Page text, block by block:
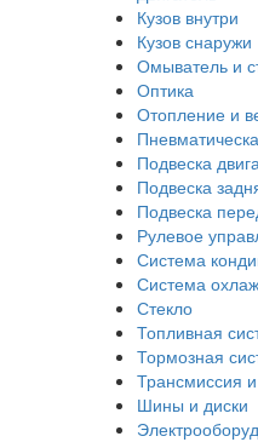
Кузов внутри
Кузов снаружи
Омыватель и
Оптика
Отопление и
Подвеска
Подвеска
Подвеска
Рулевое
Система
Система
Стекло
Топливная
Тормозная
Трансмиссия
Шины и диски